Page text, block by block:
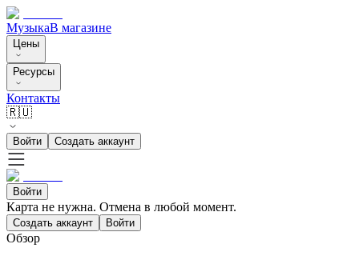
МузыкаВ магазине
Цены
Ресурсы
Контакты
🇷🇺
Войти Создать аккаунт
Войти
Карта не нужна. Отмена в любой момент.
Создать аккаунт Войти
Обзор